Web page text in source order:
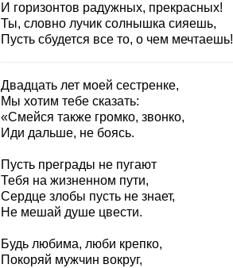
И горизонтов радужных, прекрасных!
Ты, словно лучик солнышка сияешь,
Пусть сбудется все то, о чем мечтаешь!
Двадцать лет моей сестренке,
Мы хотим тебе сказать:
«Смейся также громко, звонко,
Иди дальше, не боясь.
Пусть преграды не пугают
Тебя на жизненном пути,
Сердце злобы пусть не знает,
Не мешай душе цвести.
Будь любима, люби крепко,
Покоряй мужчин вокруг,